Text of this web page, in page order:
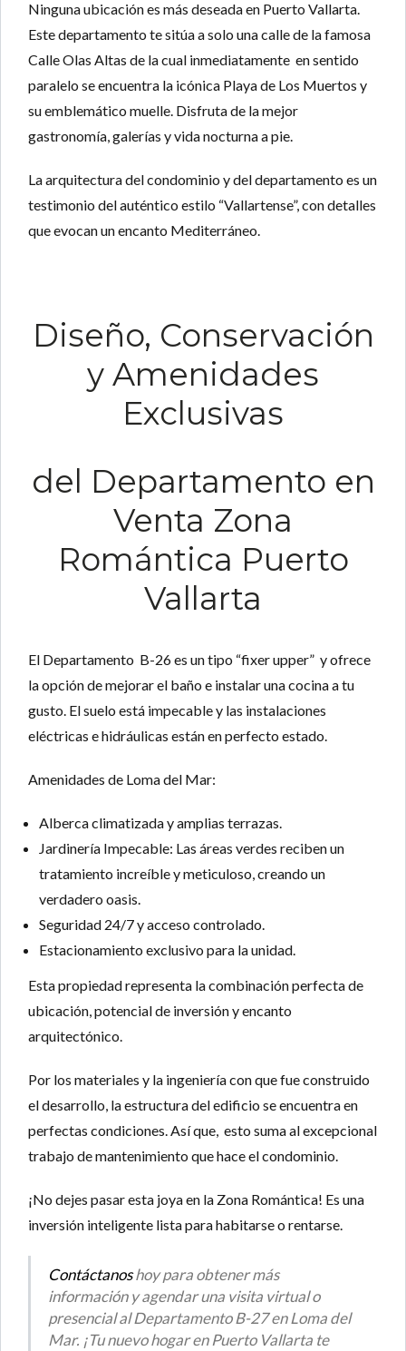
Ninguna ubicación es más deseada en Puerto Vallarta.
Este departamento te sitúa a solo una calle de la famosa
Calle Olas Altas de la cual inmediatamente en sentido
paralelo se encuentra la icónica Playa de Los Muertos y
su emblemático muelle. Disfruta de la mejor
gastronomía, galerías y vida nocturna a pie.
La arquitectura del condominio y del departamento es un
testimonio del auténtico estilo “Vallartense”, con detalles
que evocan un encanto Mediterráneo.
Diseño, Conservación
y Amenidades
Exclusivas
del Departamento en
Venta Zona
Romántica Puerto
Vallarta
El Departamento B-26 es un tipo “fixer upper” y ofrece
la opción de mejorar el baño e instalar una cocina a tu
gusto. El suelo está impecable y las instalaciones
eléctricas e hidráulicas están en perfecto estado.
Amenidades de Loma del Mar:
Alberca climatizaday amplias terrazas.
Jardinería Impecable: Las áreas verdes reciben un
tratamiento increíble y meticuloso, creando un
verdadero oasis.
Seguridad 24/7y acceso controlado.
Estacionamiento exclusivo para la unidad.
Esta propiedad representa la combinación perfecta de
ubicación, potencial de inversión y encanto
arquitectónico.
Por los materiales y la ingeniería con que fue construido
el desarrollo, la estructura del edificio se encuentra en
perfectas condiciones. Así que, esto suma al excepcional
trabajo de mantenimiento que hace el condominio.
¡No dejes pasar esta joya en la Zona Romántica! Es una
inversión inteligente lista para habitarse o rentarse.
Contáctanoshoy para obtener más
información y agendar una visita virtual o
presencial al Departamento B-27 en Loma del
Mar. ¡Tu nuevo hogar en Puerto Vallarta te